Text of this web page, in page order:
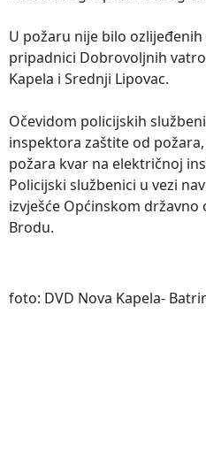
U požaru nije bilo
pripadnici Dobrovoljnih
Kapela i Srednji Lipovac.
Očevidom policijskih
inspektora zaštite od
požara kvar na električnoj
Policijski službenici u vezi
izvješće Općinskom
Brodu.
foto: DVD Nova Kapela-